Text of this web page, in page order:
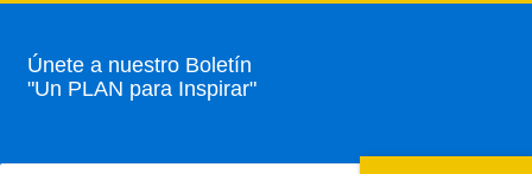
Únete a nuestro Boletín
"Un PLAN para Inspirar"